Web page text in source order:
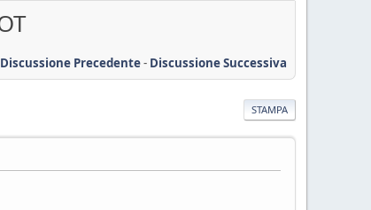
Discussione Precedente- Discussione Successiva
STAMPA